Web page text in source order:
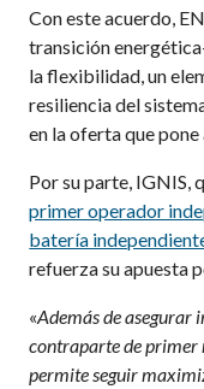
Con este acuerdo,
transición
la flexibilidad,un
resiliencia del
en la oferta que
Por su parte, IGNIS,
primer operador
batería
refuerza su apuesta
«Además de asegurar
contraparte de primer
permite seguir